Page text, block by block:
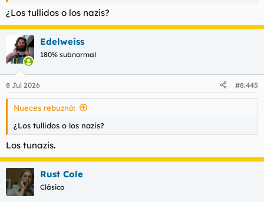
¿Los tullidos o los nazis?
Edelweiss
180% subnormal
8 Jul 2026 #8.445
Nueces rebuznó:
¿Los tullidos o los nazis?
Los tunazis.
Rust Cole
Clásico